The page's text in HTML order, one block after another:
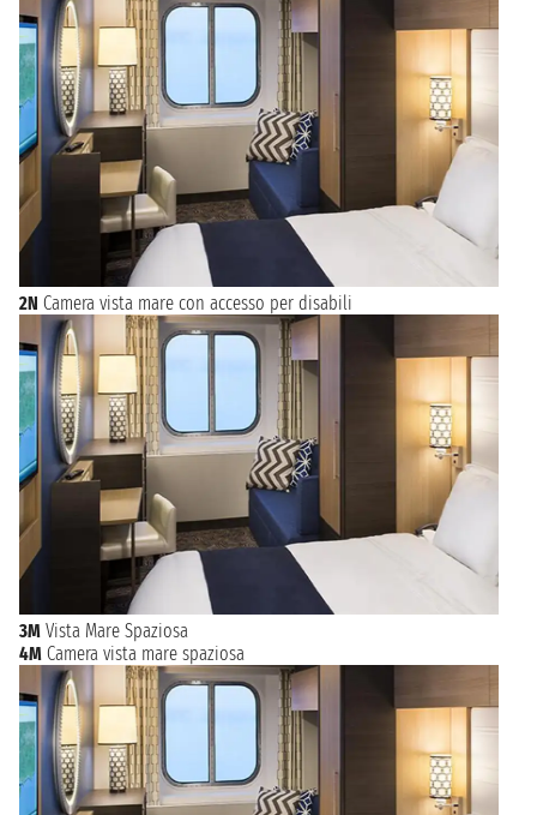
2N Camera vista mare con accesso per disabili
3M Vista Mare Spaziosa
4M Camera vista mare spaziosa